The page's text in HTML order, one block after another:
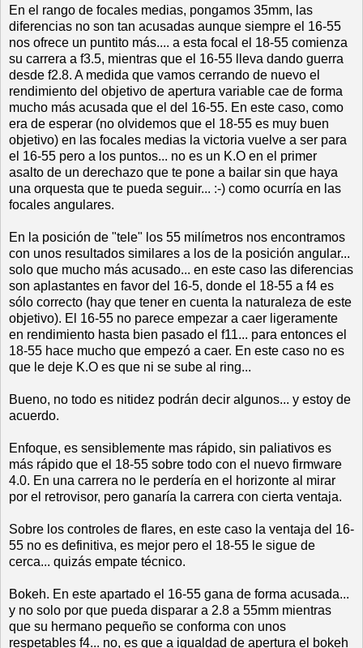
En el rango de focales medias, pongamos 35mm, las
diferencias no son tan acusadas aunque siempre el 16-55
nos ofrece un puntito más.... a esta focal el 18-55 comienza
su carrera a f3.5, mientras que el 16-55 lleva dando guerra
desde f2.8. A medida que vamos cerrando de nuevo el
rendimiento del objetivo de apertura variable cae de forma
mucho más acusada que el del 16-55. En este caso, como
era de esperar (no olvidemos que el 18-55 es muy buen
objetivo) en las focales medias la victoria vuelve a ser para
el 16-55 pero a los puntos... no es un K.O en el primer
asalto de un derechazo que te pone a bailar sin que haya
una orquesta que te pueda seguir... :-) como ocurría en las
focales angulares.
En la posición de "tele" los 55 milímetros nos encontramos
con unos resultados similares a los de la posición angular...
solo que mucho más acusado... en este caso las diferencias
son aplastantes en favor del 16-5, donde el 18-55 a f4 es
sólo correcto (hay que tener en cuenta la naturaleza de este
objetivo). El 16-55 no parece empezar a caer ligeramente
en rendimiento hasta bien pasado el f11... para entonces el
18-55 hace mucho que empezó a caer. En este caso no es
que le deje K.O es que ni se sube al ring...
Bueno, no todo es nitidez podrán decir algunos... y estoy de
acuerdo.
Enfoque, es sensiblemente mas rápido, sin paliativos es
más rápido que el 18-55 sobre todo con el nuevo firmware
4.0. En una carrera no le perdería en el horizonte al mirar
por el retrovisor, pero ganaría la carrera con cierta ventaja.
Sobre los controles de flares, en este caso la ventaja del 16-
55 no es definitiva, es mejor pero el 18-55 le sigue de
cerca... quizás empate técnico.
Bokeh. En este apartado el 16-55 gana de forma acusada...
y no solo por que pueda disparar a 2.8 a 55mm mientras
que su hermano pequeño se conforma con unos
respetables f4... no, es que a igualdad de apertura el bokeh